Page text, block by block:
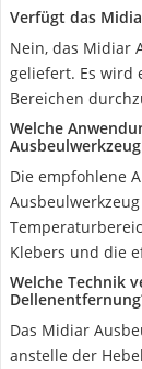
Verfügt das
Nein, das Midiar
geliefert. Es wird
Bereichen
Welche
Die empfohlene
Klebers und die
Welche Technik
Das Midiar
anstelle der